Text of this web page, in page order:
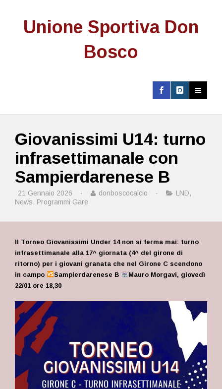
Unione Sportiva Don
Bosco
Giovanissimi U14: turno
infrasettimanale con
Sampierdarenese B
21 Gennaio 2026 · donboscocalcio · LND,
News, Programmi Gare
Il Torneo Giovanissimi Under 14 non si ferma mai: turno
infrasettimanale alla 17^ giornata (4^ del girone di
ritorno) per i giovani granata che nel Girone C scendono
in campo
Sampierdarenese B
Mauro Morgavi, giovedì
22/01 ore 18,30